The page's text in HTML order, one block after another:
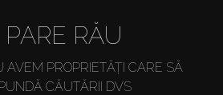
RĂU
PROPRIETĂȚI CARE SĂ
CĂUTĂRII DVS